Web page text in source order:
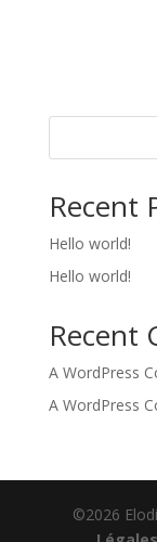
e
:
Recent
Hello world!
Hello world!
Recent
A WordPress
A WordPress
©2026